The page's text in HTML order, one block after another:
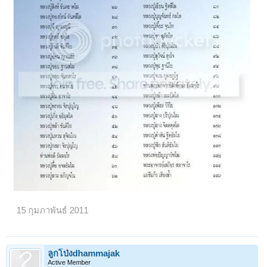
15 กุมภาพันธ์ 2011
ลูกโป่งdhammajak
Active Member